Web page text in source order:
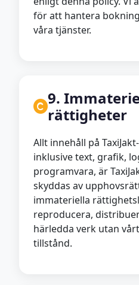
för att hantera
våra tjänster.
9.
rättigheter
Allt innehåll på
inklusive text, grafik,
programvara, är
skyddas av
immateriella
reproducera,
härledda verk utan
tillstånd.